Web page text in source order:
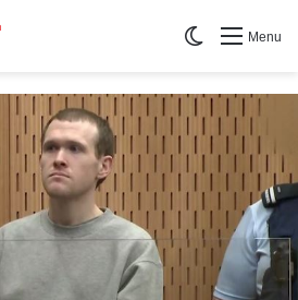
Menu
Switch skin